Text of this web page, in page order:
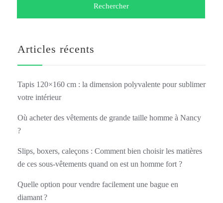
Articles récents
Tapis 120×160 cm : la dimension polyvalente pour sublimer
votre intérieur
Où acheter des vêtements de grande taille homme à Nancy
?
Slips, boxers, caleçons : Comment bien choisir les matières
de ces sous-vêtements quand on est un homme fort ?
Quelle option pour vendre facilement une bague en
diamant ?